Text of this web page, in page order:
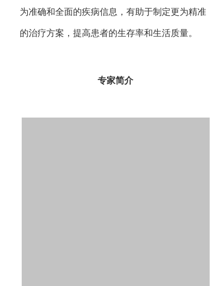
为准确和全面的疾病信息，有助于制定更为精准
的治疗方案，提高患者的生存率和生活质量。
专家简介